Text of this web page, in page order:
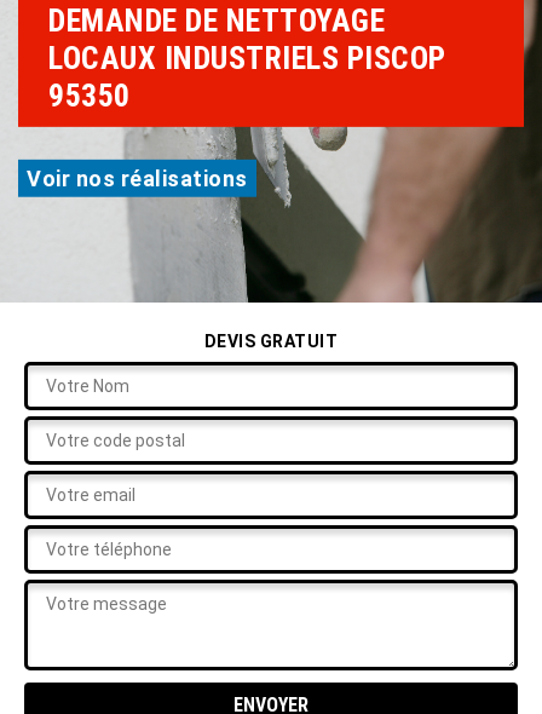
DEMANDE DE NETTOYAGE
LOCAUX INDUSTRIELS PISCOP
95350
Voir nos réalisations
DEVIS GRATUIT